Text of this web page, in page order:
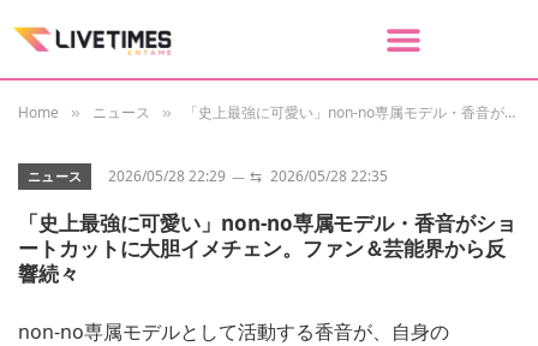
Home » ニュース » 「史上最強に可愛い」non-no専属モデル・香音がショートカットに大胆イメチェン。ファン＆芸能界から反響続々
ニュース 2026/05/28 22:29 ⇆ 2026/05/28 22:35
「史上最強に可愛い」non-no専属モデル・香音がショ
ートカットに大胆イメチェン。ファン＆芸能界から反
響続々
non-no専属モデルとして活動する香音が、自身の